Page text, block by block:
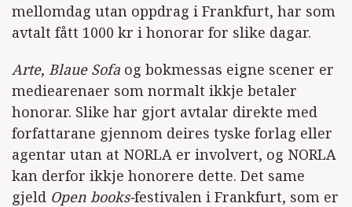
mellomdag utan oppdrag i Frankfurt, har som
avtalt fått 1000 kr i honorar for slike dagar.
Arte, Blaue Sofa og bokmessas eigne scener er
mediearenaer som normalt ikkje betaler
honorar. Slike har gjort avtalar direkte med
forfattarane gjennom deires tyske forlag eller
agentar utan at NORLA er involvert, og NORLA
kan derfor ikkje honorere dette. Det same
gjeld Open books-festivalen i Frankfurt, som er